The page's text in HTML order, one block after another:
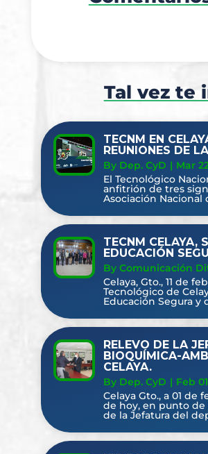
Tal vez te
TECNM EN
REUNIONES DE
By Dep. CyD | Mar
El Tecnológico
anfitrión de tres
Asociación Nacional
TECNM CELAYA,
EDUCACIÓN
By Comunicación
Celaya, Gto., 11 de
Tecnológico de
Educación Segura y
RELEVO DE LA
BIOQUÍMICA-
CELAYA.
By Dep. CyD | Feb
Celaya Gto., a 01 de
de hoy, en punto de
de la Jefatura del